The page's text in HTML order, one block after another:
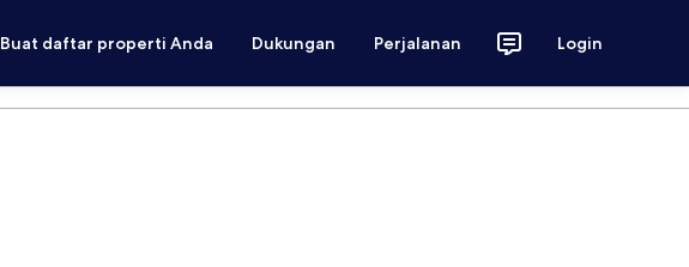
Buat daftar properti Anda Dukungan Perjalanan Login